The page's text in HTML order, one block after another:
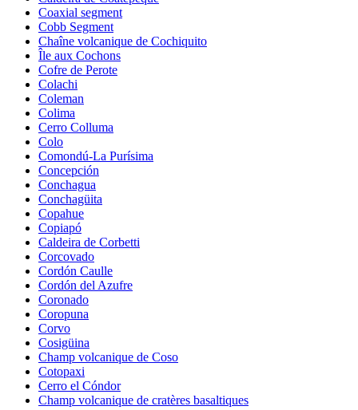
Coaxial segment
Cobb Segment
Chaîne volcanique de Cochiquito
Île aux Cochons
Cofre de Perote
Colachi
Coleman
Colima
Cerro Colluma
Colo
Comondú-La Purísima
Concepción
Conchagua
Conchagüita
Copahue
Copiapó
Caldeira de Corbetti
Corcovado
Cordón Caulle
Cordón del Azufre
Coronado
Coropuna
Corvo
Cosigüina
Champ volcanique de Coso
Cotopaxi
Cerro el Cóndor
Champ volcanique de cratères basaltiques